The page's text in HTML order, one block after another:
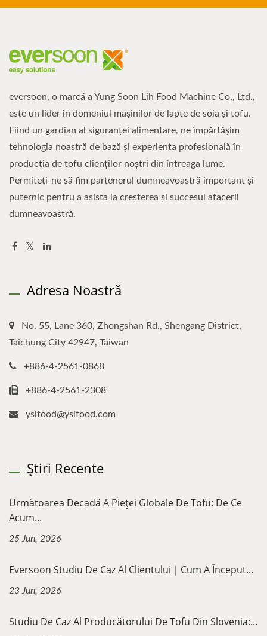
eversoon, o marcă a Yung Soon Lih Food Machine Co., Ltd.,
este un lider în domeniul mașinilor de lapte de soia și tofu.
Fiind un gardian al siguranței alimentare, ne împărtășim
tehnologia noastră de bază și experiența profesională în
producția de tofu clienților noștri din întreaga lume.
Permiteți-ne să fim partenerul dumneavoastră important și
puternic pentru a asista la creșterea și succesul afacerii
dumneavoastră.
Adresa Noastră
No. 55, Lane 360, Zhongshan Rd., Shengang District,
Taichung City 42947, Taiwan
+886-4-2561-0868
+886-4-2561-2308
yslfood@yslfood.com
Știri Recente
Următoarea Decadă A Pieței Globale De Tofu: De Ce
Acum...
25 Jun, 2026
Eversoon Studiu De Caz Al Clientului｜Cum A Început...
23 Jun, 2026
Studiu De Caz Al Producătorului De Tofu Din Slovenia:...